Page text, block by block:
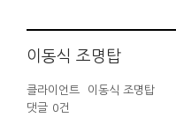
이동식 조명탑
클라이언트 이동식 조명탑
댓글 0건